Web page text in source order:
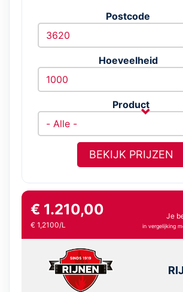
Postcode
Hoeveelheid
Product
BEKIJK PRIJZEN
€ 1.210,00
€ 1,2100/L
Je
in vergelijking